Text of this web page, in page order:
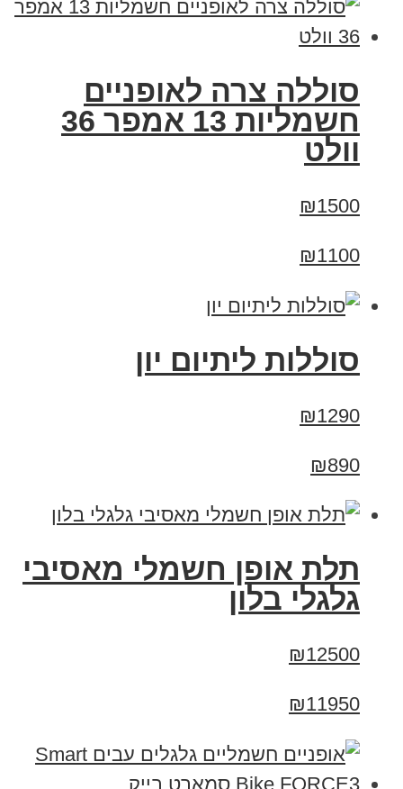
סוללה צרה לאופניים
חשמליות 13 אמפר 36
וולט
₪1500
₪1100
סוללות ליתיום יון
₪1290
₪890
תלת אופן חשמלי מאסיבי
גלגלי בלון
₪12500
₪11950